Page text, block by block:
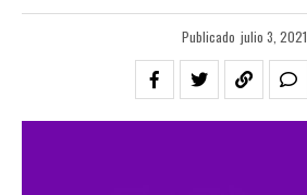
Publicado julio 3, 2021